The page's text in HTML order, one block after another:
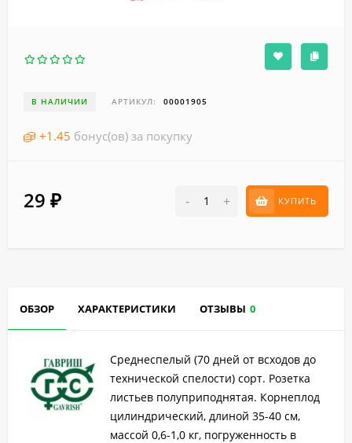
В НАЛИЧИИ АРТИКУЛ: 00001905
+1.45 бонус(ов) за покупку
29 ₽ - + КУПИТЬ
ОБЗОР ХАРАКТЕРИСТИКИ ОТЗЫВЫ 0
Среднеспелый (70 дней от всходов до
технической спелости) сорт. Розетка
листьев полуприподнятая. Корнеплод
цилиндрический, длиной 35-40 см,
массой 0,6-1,0 кг, погруженность в